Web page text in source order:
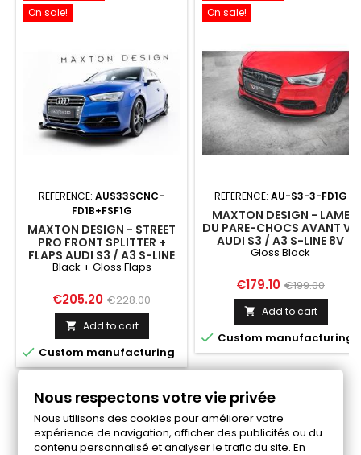
On sale!
REFERENCE: AUS33SCNC-
FD1B+FSF1G
MAXTON DESIGN - STREET
PRO FRONT SPLITTER +
FLAPS AUDI S3 / A3 S-LINE
SEDAN 8V BLACK + GLOSS
Black + Gloss Flaps
Price
€205.20 Regular
price
€228.00
 Add to cart
 Custom manufacturing
On sale!
REFERENCE: AU-S3-3-FD1G
MAXTON DESIGN - LAME
DU PARE-CHOCS AVANT V.1
AUDI S3 / A3 S-LINE 8V
SEDAN / CABRIO
Gloss Black
Price
€179.10 Regular
price
€199.00
 Add to cart
 Custom manufacturing
Follow us on Facebook
Nous respectons votre vie privée
Nous utilisons des cookies pour améliorer votre
expérience de navigation, afficher des publicités ou du
contenu personnalisé et analyser le trafic du site. En